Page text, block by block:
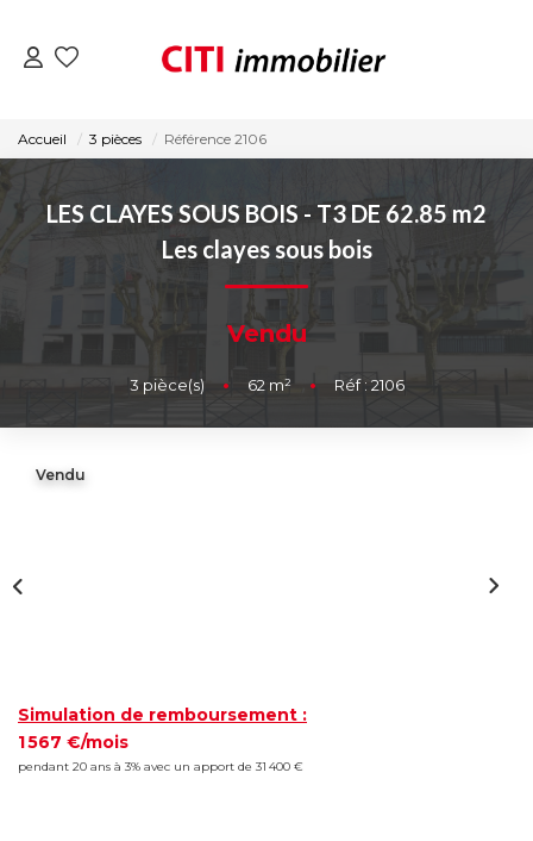
ESTIMATION
NOS AGENCES
Accueil 3 pièces Référence 2106
LES CLAYES SOUS BOIS - T3 DE 62.85 m2
Les clayes sous bois
Vendu
3 pièce(s) • 62 m² • Réf : 2106
Vendu
Simulation de remboursement :
1 567 €/mois
pendant 20 ans à 3% avec un apport de 31 400 €